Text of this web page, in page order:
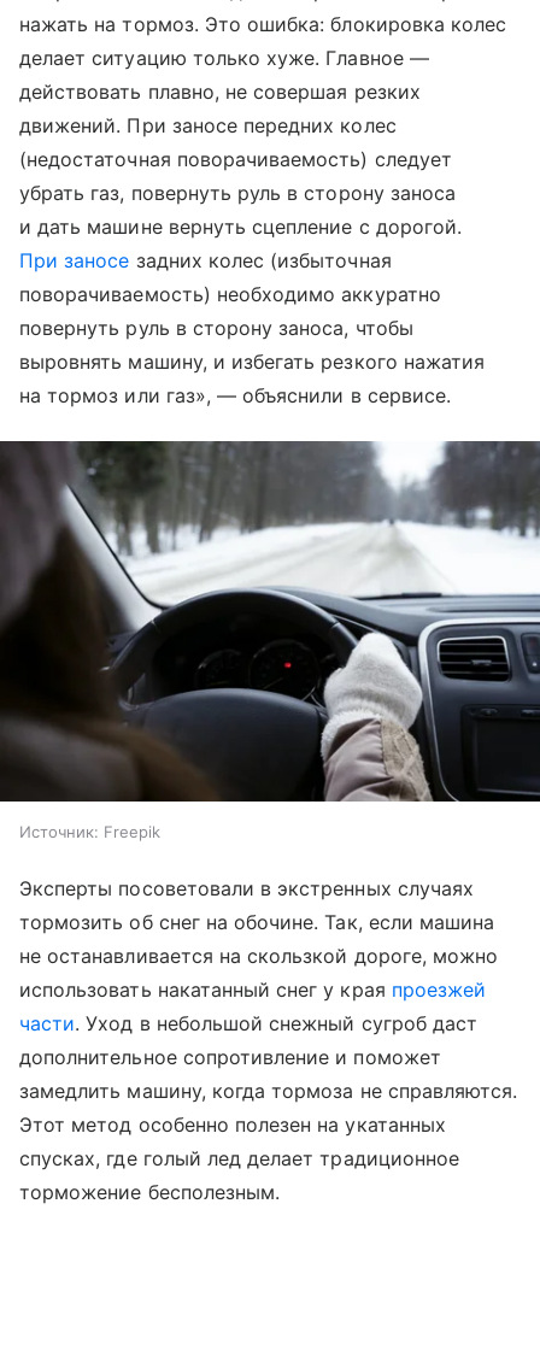
нажать на тормоз. Это ошибка: блокировка колес
делает ситуацию только хуже. Главное —
действовать плавно, не совершая резких
движений. При заносе передних колес
(недостаточная поворачиваемость) следует
убрать газ, повернуть руль в сторону заноса
и дать машине вернуть сцепление с дорогой.
При заносе задних колес (избыточная
поворачиваемость) необходимо аккуратно
повернуть руль в сторону заноса, чтобы
выровнять машину, и избегать резкого нажатия
на тормоз или газ», — объяснили в сервисе.
Источник: Freepik
Эксперты посоветовали в экстренных случаях
тормозить об снег на обочине. Так, если машина
не останавливается на скользкой дороге, можно
использовать накатанный снег у края проезжей
части. Уход в небольшой снежный сугроб даст
дополнительное сопротивление и поможет
замедлить машину, когда тормоза не справляются.
Этот метод особенно полезен на укатанных
спусках, где голый лед делает традиционное
торможение бесполезным.